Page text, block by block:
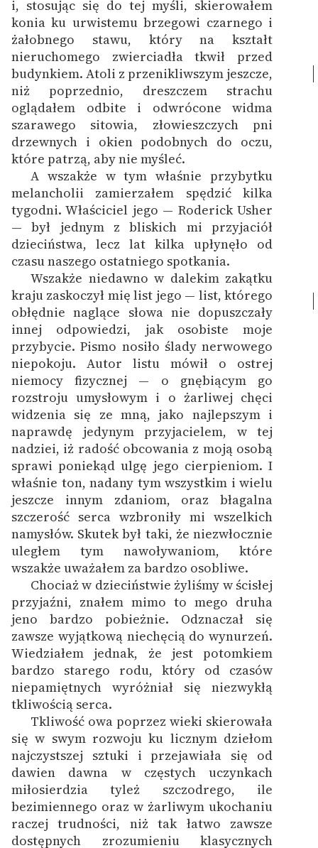
i, stosując się do tej myśli, skierowałem
konia ku urwistemu brzegowi czarnego i
żałobnego stawu, który na kształt
nieruchomego zwierciadła tkwił przed
budynkiem. Atoli z przenikliwszym jeszcze,
niż poprzednio, dreszczem strachu
oglądałem odbite i odwrócone widma
szarawego sitowia, złowieszczych pni
drzewnych i okien podobnych do oczu,
które patrzą, aby nie myśleć.
A wszakże w tym właśnie przybytku
melancholii zamierzałem spędzić kilka
tygodni. Właściciel jego — Roderick Usher
— był jednym z bliskich mi przyjaciół
dzieciństwa, lecz lat kilka upłynęło od
czasu naszego ostatniego spotkania.
Wszakże niedawno w dalekim zakątku
kraju zaskoczył mię list jego — list, którego
obłędnie naglące słowa nie dopuszczały
innej odpowiedzi, jak osobiste moje
przybycie. Pismo nosiło ślady nerwowego
niepokoju. Autor listu mówił o ostrej
niemocy fizycznej — o gnębiącym go
rozstroju umysłowym i o żarliwej chęci
widzenia się ze mną, jako najlepszym i
naprawdę jedynym przyjacielem, w tej
nadziei, iż radość obcowania z moją osobą
sprawi poniekąd ulgę jego cierpieniom. I
właśnie ton, nadany tym wszystkim i wielu
jeszcze innym zdaniom, oraz błagalna
szczerość serca wzbroniły mi wszelkich
namysłów. Skutek był taki, że niezwłocznie
uległem tym nawoływaniom, które
wszakże uważałem za bardzo osobliwe.
Chociaż w dzieciństwie żyliśmy w ścisłej
przyjaźni, znałem mimo to mego druha
jeno bardzo pobieżnie. Odznaczał się
zawsze wyjątkową niechęcią do wynurzeń.
Wiedziałem jednak, że jest potomkiem
bardzo starego rodu, który od czasów
niepamiętnych wyróżniał się niezwykłą
tkliwością serca.
Tkliwość owa poprzez wieki skierowała
się w swym rozwoju ku licznym dziełom
najczystszej sztuki i przejawiała się od
dawien dawna w częstych uczynkach
miłosierdzia tyleż szczodrego, ile
bezimiennego oraz w żarliwym ukochaniu
raczej trudności, niż tak łatwo zawsze
dostępnych zrozumieniu klasycznych